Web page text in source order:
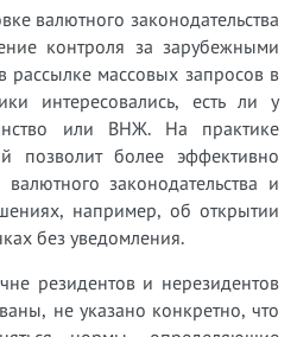
валютного законодательства
контроля за зарубежными
рассылке массовых запросов в
интересовались, есть ли у
или ВНЖ. На практике
позволит более эффективно
законодательства и
например, об открытии
без уведомления.
резидентов и нерезидентов
не указано конкретно, что